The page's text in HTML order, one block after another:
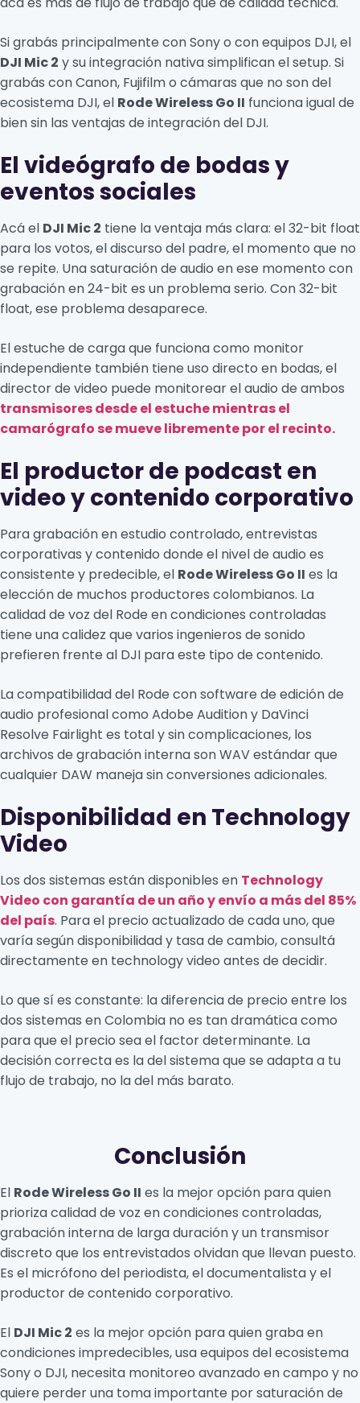
Si grabás principalmente con Sony o con equipos DJI, el
DJI Mic 2 y su integración nativa simplifican el setup. Si
grabás con Canon, Fujifilm o cámaras que no son del
ecosistema DJI, el Rode Wireless Go II funciona igual de
bien sin las ventajas de integración del DJI.
El videógrafo de bodas y
eventos sociales
Acá el DJI Mic 2 tiene la ventaja más clara: el 32-bit float
para los votos, el discurso del padre, el momento que no
se repite. Una saturación de audio en ese momento con
grabación en 24-bit es un problema serio. Con 32-bit
float, ese problema desaparece.
El estuche de carga que funciona como monitor
independiente también tiene uso directo en bodas, el
director de video puede monitorear el audio de ambos
transmisores desde el estuche mientras el
camarógrafo se mueve libremente por el recinto.
El productor de podcast en
video y contenido corporativo
Para grabación en estudio controlado, entrevistas
corporativas y contenido donde el nivel de audio es
consistente y predecible, el Rode Wireless Go II es la
elección de muchos productores colombianos. La
calidad de voz del Rode en condiciones controladas
tiene una calidez que varios ingenieros de sonido
prefieren frente al DJI para este tipo de contenido.
La compatibilidad del Rode con software de edición de
audio profesional como Adobe Audition y DaVinci
Resolve Fairlight es total y sin complicaciones, los
archivos de grabación interna son WAV estándar que
cualquier DAW maneja sin conversiones adicionales.
Disponibilidad en Technology
Video
Los dos sistemas están disponibles en Technology
Video con garantía de un año y envío a más del 85%
del país. Para el precio actualizado de cada uno, que
varía según disponibilidad y tasa de cambio, consultá
directamente en technology video antes de decidir.
Lo que sí es constante: la diferencia de precio entre los
dos sistemas en Colombia no es tan dramática como
para que el precio sea el factor determinante. La
decisión correcta es la del sistema que se adapta a tu
flujo de trabajo, no la del más barato.
Conclusión
El Rode Wireless Go II es la mejor opción para quien
prioriza calidad de voz en condiciones controladas,
grabación interna de larga duración y un transmisor
discreto que los entrevistados olvidan que llevan puesto.
Es el micrófono del periodista, el documentalista y el
productor de contenido corporativo.
El DJI Mic 2 es la mejor opción para quien graba en
condiciones impredecibles, usa equipos del ecosistema
Sony o DJI, necesita monitoreo avanzado en campo y no
quiere perder una toma importante por saturación de